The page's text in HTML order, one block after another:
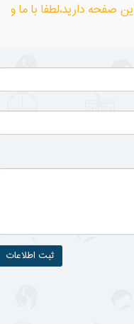
صفحه دارید،لطفا با ما و